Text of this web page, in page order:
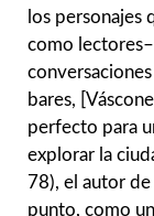
los personajes
como
bares,
perfecto para
explorar la
78), el autor de
punto, como